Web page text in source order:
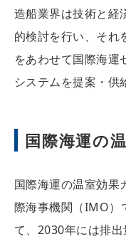
造船業界は技術と経
的検討を行い、それ
をあわせて国際海運
システムを提案・供
国際海運の
国際海運の温室効果
際海事機関（IMO）
て、2030年には排